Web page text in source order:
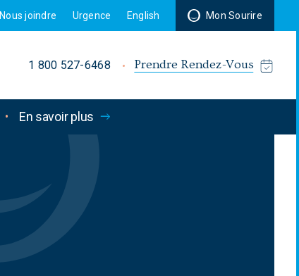
Nous joindre Urgence English Mon Sourire
1 800 527-6468 Prendre Rendez-Vous
• En savoir plus